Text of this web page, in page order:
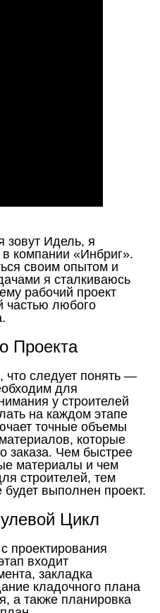
зовут Идель, я
компании «Инбриг».
своим опытом и
я сталкиваюсь
рабочий проект
частью любого
Проекта
следует понять —
для
у строителей
на каждом этапе
точные объемы
которые
заказа. Чем быстрее
материалы и чем
строителей, тем
выполнен проект.
Цикл
проектирования
входит
закладка
кладочного плана
а также планировка